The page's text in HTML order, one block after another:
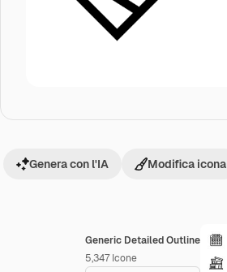
Generic Detailed Outline
5,347 Icone
Genera con l'IA Modifica icona